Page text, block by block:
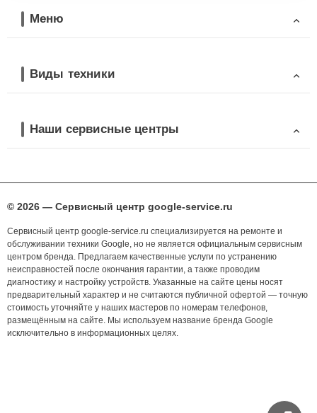
Меню
Виды техники
Наши сервисные центры
© 2026 — Сервисный центр google-service.ru
Сервисный центр google-service.ru специализируется на ремонте и
обслуживании техники Google, но не является официальным сервисным
центром бренда. Предлагаем качественные услуги по устранению
неисправностей после окончания гарантии, а также проводим
диагностику и настройку устройств. Указанные на сайте цены носят
предварительный характер и не считаются публичной офертой — точную
стоимость уточняйте у наших мастеров по номерам телефонов,
размещённым на сайте. Мы используем название бренда Google
исключительно в информационных целях.